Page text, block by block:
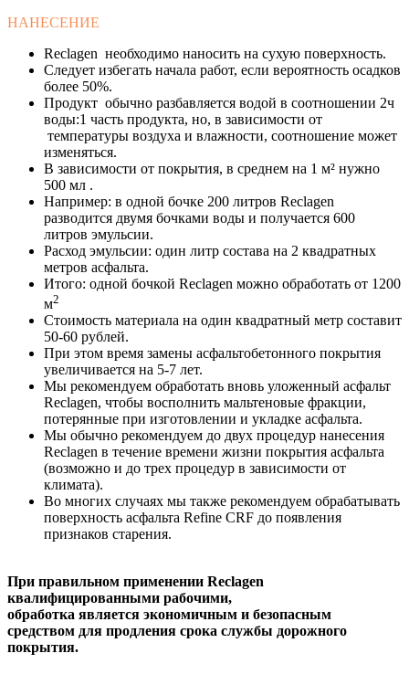
НАНЕСЕНИЕ
Reclagen необходимо наносить на сухую поверхность.
Следует избегать начала работ, если вероятность осадков
более 50%.
Продукт обычно разбавляется водой в соотношении 2ч
воды:1 часть продукта, но, в зависимости от
температуры воздуха и влажности, соотношение может
изменяться.
В зависимости от покрытия, в среднем на 1 м² нужно
500 мл .
Например: в одной бочке 200 литров Reclagen
разводится двумя бочками воды и получается 600
литров эмульсии.
Расход эмульсии: один литр состава на 2 квадратных
метров асфальта.
Итого: одной бочкой Reclagen можно обработать от 1200
м2
Стоимость материала на один квадратный метр составит
50-60 рублей.
При этом время замены асфальтобетонного покрытия
увеличивается на 5-7 лет.
Мы рекомендуем обработать вновь уложенный асфальт
Reclagen, чтобы восполнить мальтеновые фракции,
потерянные при изготовлении и укладке асфальта.
Мы обычно рекомендуем до двух процедур нанесения
Reclagen в течение времени жизни покрытия асфальта
(возможно и до трех процедур в зависимости от
климата).
Во многих случаях мы также рекомендуем обрабатывать
поверхность асфальта Refine CRF до появления
признаков старения.
При правильном применении Reclagen
квалифицированными рабочими,
обработка является экономичным и безопасным
средством для продления срока службы дорожного
покрытия.